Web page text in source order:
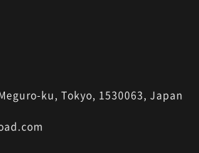
ku, Tokyo, 1530063, Japan